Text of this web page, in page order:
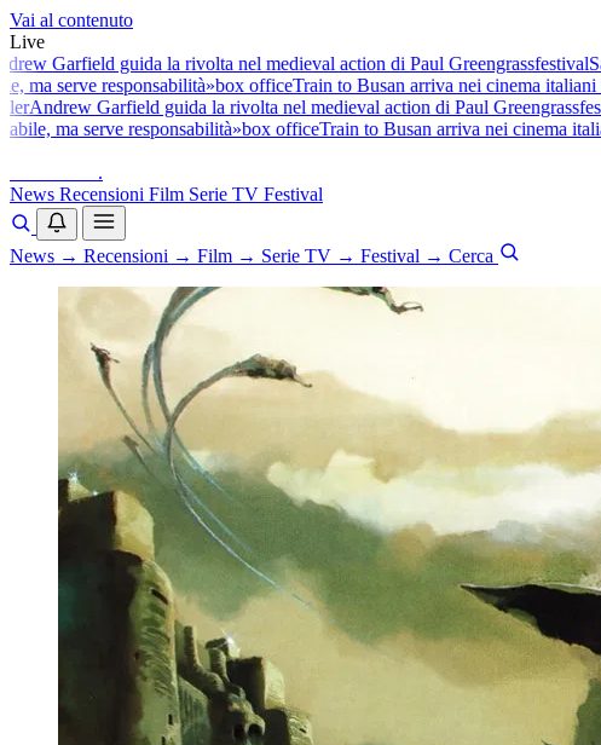
Vai al contenuto
Live
Garfield guida la rivolta nel medieval action di Paul Greengrassfestival
ma serve responsabilità»box officeTrain to Busan arriva nei cinema italiani
Andrew Garfield guida la rivolta nel medieval action di Paul Greengrass
ma serve responsabilità»box officeTrain to Busan arriva nei cinema
.
News Recensioni Film Serie TV Festival
News → Recensioni → Film → Serie TV → Festival → Cerca